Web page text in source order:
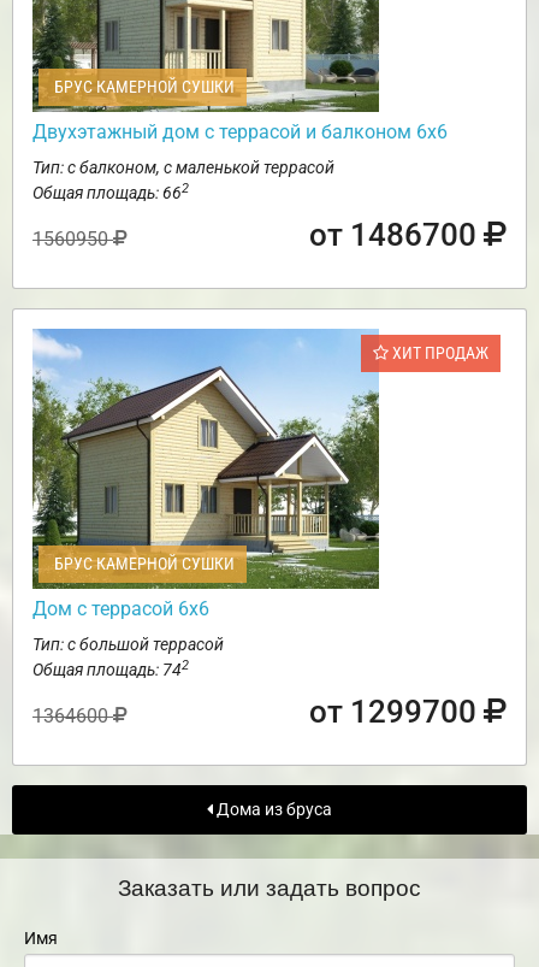
БРУС КАМЕРНОЙ СУШКИ
Двухэтажный дом с террасой и балконом 6х6
Тип: с балконом, с маленькой террасой
Общая площадь: 662
1560950 от 1486700
ХИТ ПРОДАЖ
БРУС КАМЕРНОЙ СУШКИ
Дом с террасой 6х6
Тип: с большой террасой
Общая площадь: 742
1364600 от 1299700
Дома из бруса
Заказать или задать вопрос
Имя